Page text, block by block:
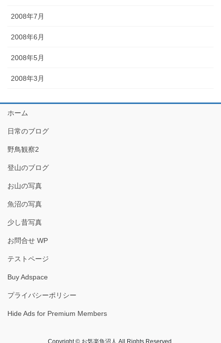
2008年7月
2008年6月
2008年5月
2008年3月
ホーム
日常のブログ
野鳥観察2
登山のブログ
お山の写真
魚沼の写真
少し昔写真
お問合せ WP
テストページ
Buy Adspace
プライバシーポリシー
Hide Ads for Premium Members
Copyright © お気楽魚沼人 All Rights Reserved.